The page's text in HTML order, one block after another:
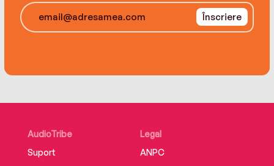
Înscriere
AudioTribe
Suport
Legal
ANPC